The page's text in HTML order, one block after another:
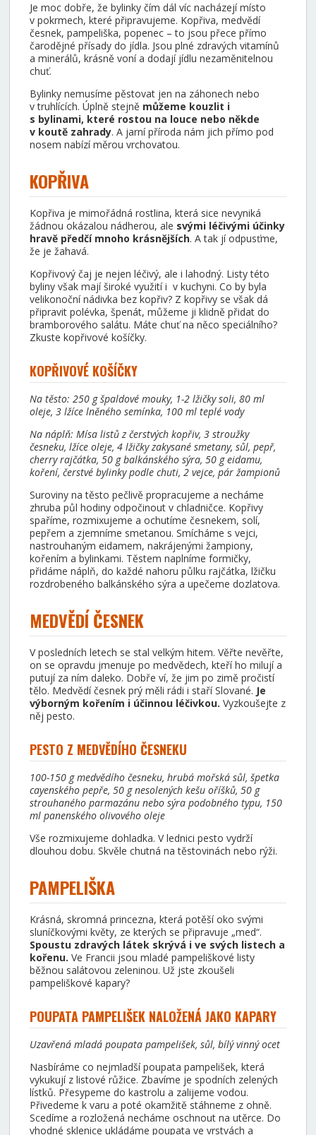
Je moc dobře, že bylinky čím dál víc nacházejí místo
v pokrmech, které připravujeme. Kopřiva, medvědí
česnek, pampeliška, popenec – to jsou přece přímo
čarodějné přísady do jídla. Jsou plné zdravých vitamínů
a minerálů, krásně voní a dodají jídlu nezaměnitelnou
chuť.
Bylinky nemusíme pěstovat jen na záhonech nebo
v truhlících. Úplně stejně můžeme kouzlit i
s bylinami, které rostou na louce nebo někde
v koutě zahrady. A jarní příroda nám jich přímo pod
nosem nabízí měrou vrchovatou.
KOPŘIVA
Kopřiva je mimořádná rostlina, která sice nevyniká
žádnou okázalou nádherou, ale svými léčivými účinky
hravě předčí mnoho krásnějších. A tak jí odpusťme,
že je žahavá.
Kopřivový čaj je nejen léčivý, ale i lahodný. Listy této
byliny však mají široké využití i v kuchyni. Co by byla
velikonoční nádivka bez kopřiv? Z kopřivy se však dá
připravit polévka, špenát, můžeme ji klidně přidat do
bramborového salátu. Máte chuť na něco speciálního?
Zkuste kopřivové košíčky.
KOPŘIVOVÉ KOŠÍČKY
Na těsto: 250 g špaldové mouky, 1-2 lžičky soli, 80 ml
oleje, 3 lžíce lněného semínka, 100 ml teplé vody
Na náplň: Mísa listů z čerstvých kopřiv, 3 stroužky
česneku, lžíce oleje, 4 lžičky zakysané smetany, sůl, pepř,
cherry rajčátka, 50 g balkánského sýra, 50 g eidamu,
koření, čerstvé bylinky podle chuti, 2 vejce, pár žampionů
Suroviny na těsto pečlivě propracujeme a necháme
zhruba půl hodiny odpočinout v chladničce. Kopřivy
spaříme, rozmixujeme a ochutíme česnekem, solí,
pepřem a zjemníme smetanou. Smícháme s vejci,
nastrouhaným eidamem, nakrájenými žampiony,
kořením a bylinkami. Těstem naplníme formičky,
přidáme náplň, do každé nahoru půlku rajčátka, lžičku
rozdrobeného balkánského sýra a upečeme dozlatova.
MEDVĚDÍ ČESNEK
V posledních letech se stal velkým hitem. Věřte nevěřte,
on se opravdu jmenuje po medvědech, kteří ho milují a
putují za ním daleko. Dobře ví, že jim po zimě pročistí
tělo. Medvědí česnek prý měli rádi i staří Slované. Je
výborným kořením i účinnou léčivkou. Vyzkoušejte z
něj pesto.
PESTO Z MEDVĚDÍHO ČESNEKU
100-150 g medvědího česneku, hrubá mořská sůl, špetka
cayenského pepře, 50 g nesolených kešu oříšků, 50 g
strouhaného parmazánu nebo sýra podobného typu, 150
ml panenského olivového oleje
Vše rozmixujeme dohladka. V lednici pesto vydrží
dlouhou dobu. Skvěle chutná na těstovinách nebo rýži.
PAMPELIŠKA
Krásná, skromná princezna, která potěší oko svými
sluníčkovými květy, ze kterých se připravuje „med“.
Spoustu zdravých látek skrývá i ve svých listech a
kořenu. Ve Francii jsou mladé pampeliškové listy
běžnou salátovou zeleninou. Už jste zkoušeli
pampeliškové kapary?
POUPATA PAMPELIŠEK NALOŽENÁ JAKO KAPARY
Uzavřená mladá poupata pampelišek, sůl, bílý vinný ocet
Nasbíráme co nejmladší poupata pampelišek, která
vykukují z listové růžice. Zbavíme je spodních zelených
lístků. Přesypeme do kastrolu a zalijeme vodou.
Přivedeme k varu a poté okamžitě stáhneme z ohně.
Scedíme a rozložená necháme oschnout na utěrce. Do
vhodné sklenice ukládáme poupata ve vrstvách a